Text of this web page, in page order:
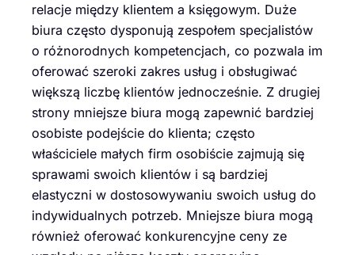
relacje między klientem a księgowym. Duże
biura często dysponują zespołem specjalistów
o różnorodnych kompetencjach, co pozwala im
oferować szeroki zakres usług i obsługiwać
większą liczbę klientów jednocześnie. Z drugiej
strony mniejsze biura mogą zapewnić bardziej
osobiste podejście do klienta; często
właściciele małych firm osobiście zajmują się
sprawami swoich klientów i są bardziej
elastyczni w dostosowywaniu swoich usług do
indywidualnych potrzeb. Mniejsze biura mogą
również oferować konkurencyjne ceny ze